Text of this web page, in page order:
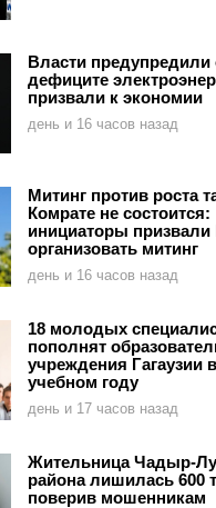
Власти предупредили
дефиците
призвали к экономии
день и 16 часов назад
Митинг против роста
Комрате не состоится:
инициаторы
организовать митинг
день и 16 часов назад
18 молодых
пополнят
учреждения Гагаузии
учебном году
день и 17 часов назад
Жительница Чадыр-
района лишилась 600
поверив мошенникам